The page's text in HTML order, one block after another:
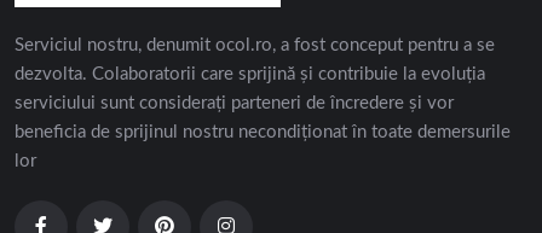
Serviciul nostru, denumit ocol.ro, a fost conceput pentru a se
dezvolta. Colaboratorii care sprijină și contribuie la evoluția
serviciului sunt considerați parteneri de încredere și vor
beneficia de sprijinul nostru necondiționat în toate demersurile
lor